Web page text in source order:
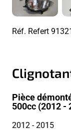
Réf. Refert
Pièce
500cc (2012 -
2012 - 2015